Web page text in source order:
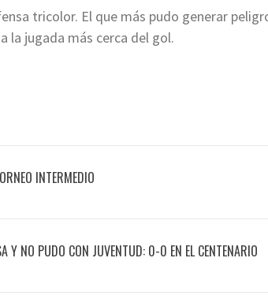
tricolor. El que más pudo generar
la jugada más cerca del gol.
INTERMEDIO
Y NO PUDO CON JUVENTUD: 0-0 EN EL CENTENARIO